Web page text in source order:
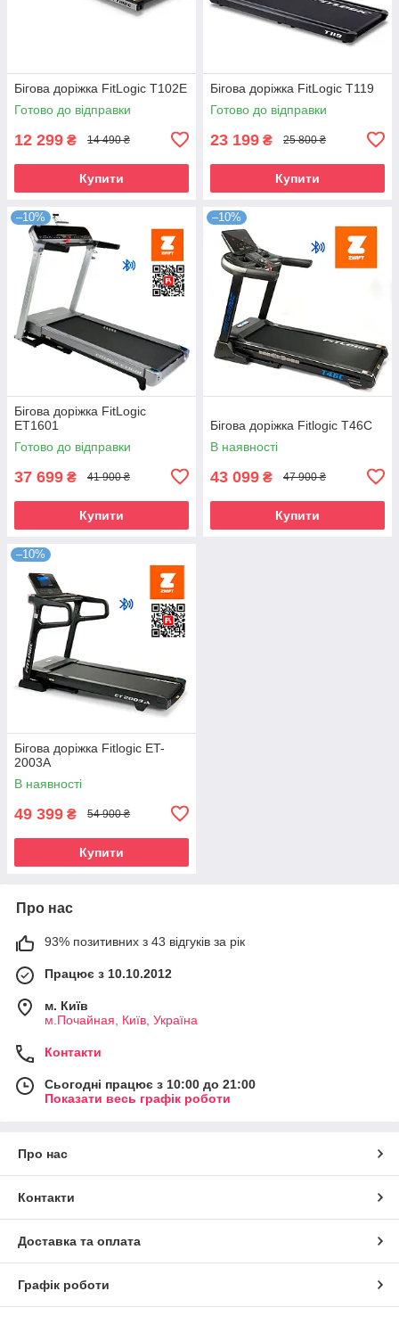
Бігова доріжка FitLogic T102E
Готово до відправки
12 299 ₴ 14 490 ₴
Купити
Бігова доріжка FitLogic T119
Готово до відправки
23 199 ₴ 25 800 ₴
Купити
–10%
Бігова доріжка FitLogic
ET1601
Готово до відправки
37 699 ₴ 41 900 ₴
Купити
–10%
Бігова доріжка Fitlogic T46C
В наявності
43 099 ₴ 47 900 ₴
Купити
–10%
Бігова доріжка Fitlogic ET-
2003A
В наявності
49 399 ₴ 54 900 ₴
Купити
Про нас
93% позитивних з 43 відгуків за рік
Працює з 10.10.2012
м. Київ
м.Почайная, Київ, Україна
Контакти
Сьогодні працює з 10:00 до 21:00
Показати весь графік роботи
Про нас
Контакти
Доставка та оплата
Графік роботи